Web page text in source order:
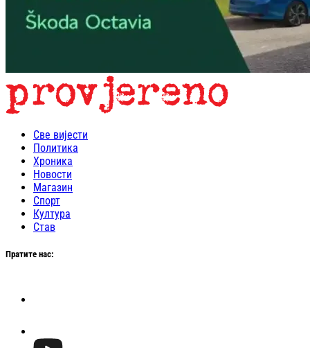
Све вијести
Политика
Хроника
Новости
Магазин
Спорт
Култура
Став
Пратите нас: